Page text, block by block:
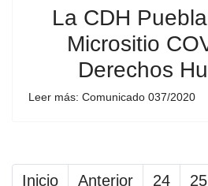
La CDH
Micrositio
Derechos
Leer más: Comunicado 037/2020
Inicio Anterior 24 25